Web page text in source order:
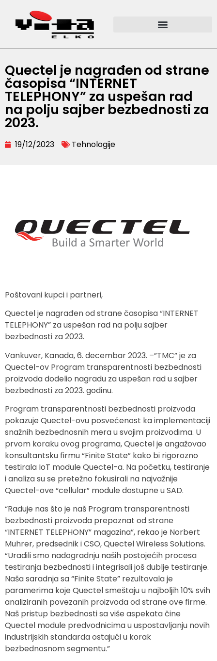
Quectel je nagrađen od strane
časopisa “INTERNET
TELEPHONY” za uspešan rad
na polju sajber bezbednosti za
2023.
19/12/2023 Tehnologije
Poštovani kupci i partneri,
Quectel je nagrađen od strane časopisa “INTERNET
TELEPHONY” za uspešan rad na polju sajber
bezbednosti za 2023.
Vankuver, Kanada, 6. decembar 2023. –”TMC” je za
Quectel-ov Program transparentnosti bezbednosti
proizvoda dodelio nagradu za uspešan rad u sajber
bezbednosti za 2023. godinu.
Program transparentnosti bezbednosti proizvoda
pokazuje Quectel-ovu posvećenost ka implementaciji
snažnih bezbednosnih mera u svojim proizvodima. U
prvom koraku ovog programa, Quectel je angažovao
konsultantsku firmu “Finite State” kako bi rigorozno
testirala IoT module Quectel-a. Na početku, testiranje
i analiza su se pretežno fokusirali na najvažnije
Quectel-ove “cellular” module dostupne u SAD.
“Raduje nas što je naš Program transparentnosti
bezbednosti proizvoda prepoznat od strane
“INTERNET TELEPHONY” magazina”, rekao je Norbert
Muhrer, predsednik i CSO, Quectel Wireless Solutions.
“Uradili smo nadogradnju naših postojećih procesa
testiranja bezbednosti i integrisali još dublje testiranje.
Naša saradnja sa “Finite State” rezultovala je
paramerima koje Quectel smeštaju u najboljih 10% svih
analiziranih povezanih proizvoda od strane ove firme.
Naš pristup bezbednosti sa više aspekata čine
Quectel module predvodnicima u uspostavljanju novih
industrijskih standarda ostajući u korak
bezbednosnom segmentu.”